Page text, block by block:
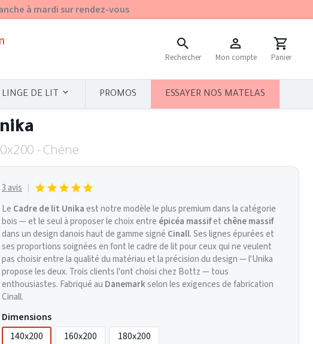
à mardi sur rendez-vous
Rechercher Mon compte Panier
LINGE DE LIT PROMOS ESSAYER NOS MATELAS
- Chêne
3 avis
Le Cadre de lit Unikaest notre modèle le plus premium dans la catégorie
bois — et le seul à proposer le choix entre épicéa massifet chêne massif
dans un design danois haut de gamme signé Cinall. Ses lignes épurées et
ses proportions soignées en font le cadre de lit pour ceux qui ne veulent
pas choisir entre la qualité du matériau et la précision du design — l'Unika
propose les deux. Trois clients l'ont choisi chez Bottz — tous
enthousiastes. Fabriqué au Danemarkselon les exigences de fabrication
Cinall.
Dimensions
140x200
160x200
180x200